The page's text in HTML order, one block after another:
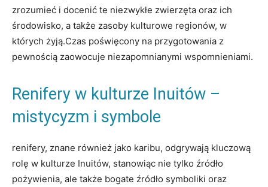
zrozumieć i docenić te niezwykłe zwierzęta oraz ich
środowisko, a także zasoby kulturowe regionów, w
których żyją.Czas poświęcony na przygotowania z
pewnością zaowocuje niezapomnianymi wspomnieniami.
Renifery w kulturze Inuitów –
mistycyzm i symbole
renifery, znane również jako karibu, odgrywają kluczową
rolę w kulturze Inuitów, stanowiąc nie tylko źródło
pożywienia, ale także bogate źródło symboliki oraz